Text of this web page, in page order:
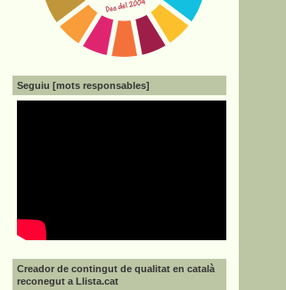
Seguiu [mots responsables]
Creador de contingut de qualitat en català
reconegut a Llista.cat